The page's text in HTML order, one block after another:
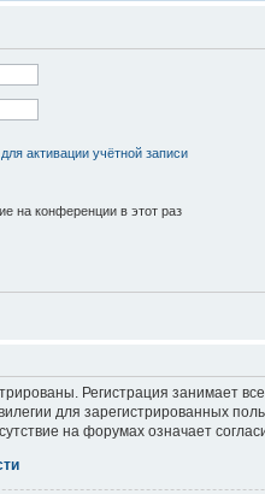
активации учётной записи
на конференции в этот раз
Регистрация занимает
для зарегистрированных
на форумах означает